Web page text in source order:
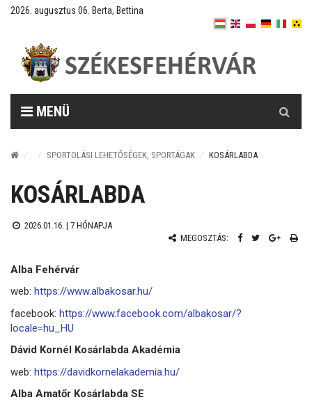
2026. augusztus 06. Berta, Bettina
MENÜ
SPORTOLÁSI LEHETŐSÉGEK, SPORTÁGAK KOSÁRLABDA
KOSÁRLABDA
2026.01.16. | 7 HÓNAPJA
MEGOSZTÁS:
Alba Fehérvár
web: https://www.albakosar.hu/
facebook: https://www.facebook.com/albakosar/?
locale=hu_HU
Dávid Kornél Kosárlabda Akadémia
web: https://davidkornelakademia.hu/
Alba Amatőr Kosárlabda SE